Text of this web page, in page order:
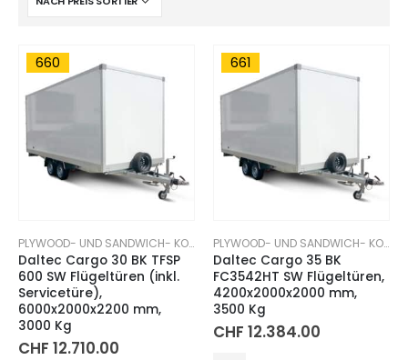
660
PLYWOOD- UND SANDWICH- KOFFERANHÄNGER
Daltec Cargo 30 BK TFSP
600 SW Flügeltüren (inkl.
Servicetüre),
6000x2000x2200 mm,
3000 Kg
CHF 12.710.00
661
PLYWOOD- UND SANDWICH- KOFFERANHÄNGER
Daltec Cargo 35 BK
FC3542HT SW Flügeltüren,
4200x2000x2000 mm,
3500 Kg
CHF 12.384.00